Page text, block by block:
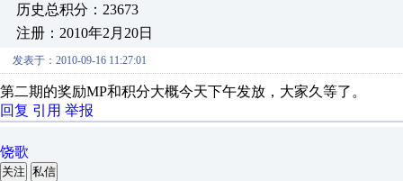
历史总积分：23673
注册：2010年2月20日
发表于：2010-09-16 11:27:01
第二期的奖励MP和积分大概今天下午发放，大家久等了。
回复 引用 举报
饶歌
关注 私信